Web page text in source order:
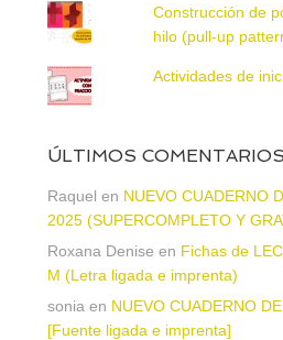
Construcción de
hilo (pull-up
Actividades de
ÚLTIMOS COMENTARIOS
Raquel en NUEVO CUADERNO
2025 (SUPERCOMPLETO Y
Roxana Denise en Fichas de
M (Letra ligada e imprenta)
sonia en NUEVO CUADERNO
[Fuente ligada e imprenta]